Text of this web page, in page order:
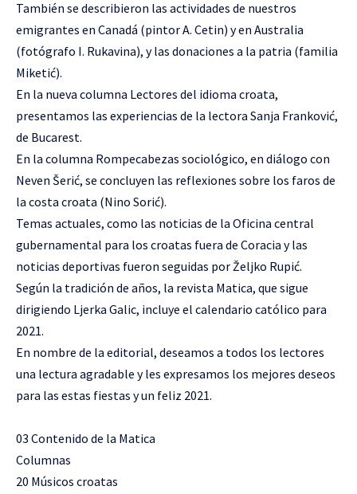
También se describieron las actividades de nuestros
emigrantes en Canadá (pintor A. Cetin) y en Australia
(fotógrafo I. Rukavina), y las donaciones a la patria (familia
Miketić).
En la nueva columna Lectores del idioma croata,
presentamos las experiencias de la lectora Sanja Franković,
de Bucarest.
En la columna Rompecabezas sociológico, en diálogo con
Neven Šerić, se concluyen las reflexiones sobre los faros de
la costa croata (Nino Sorić).
Temas actuales, como las noticias de la Oficina central
gubernamental para los croatas fuera de Coracia y las
noticias deportivas fueron seguidas por Željko Rupić.
Según la tradición de años, la revista Matica, que sigue
dirigiendo Ljerka Galic, incluye el calendario católico para
2021.
En nombre de la editorial, deseamos a todos los lectores
una lectura agradable y les expresamos los mejores deseos
para las estas fiestas y un feliz 2021.
03 Contenido de la Matica
Columnas
20 Músicos croatas